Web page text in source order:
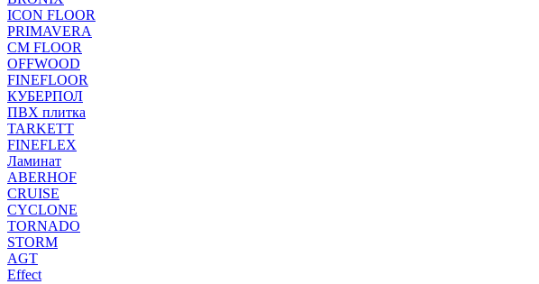
ICON FLOOR
PRIMAVERA
CM FLOOR
OFFWOOD
FINEFLOOR
КУБЕРПОЛ
ПВХ плитка
TARKETT
FINEFLEX
Ламинат
ABERHOF
CRUISE
CYCLONE
TORNADO
STORM
AGT
Effect